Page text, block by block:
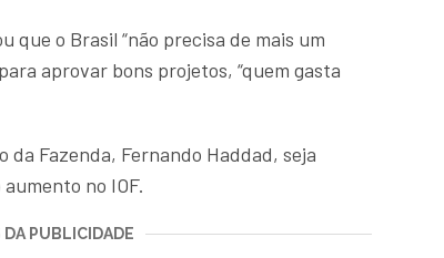
que o Brasil “não precisa de mais um
aprovar bons projetos, “quem gasta
Fazenda, Fernando Haddad, seja
no IOF.
PUBLICIDADE